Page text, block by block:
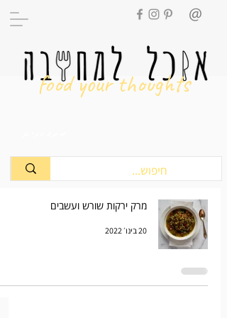
food your thoughts
מרק ירקות שורש ועשבים
20 בינו׳ 2022